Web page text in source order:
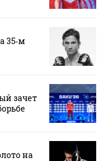
35‑м
зачет
на